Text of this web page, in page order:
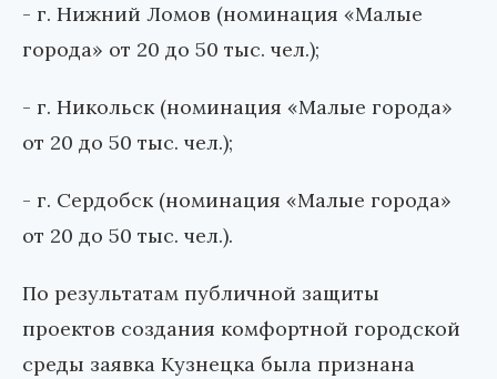
- г. Нижний Ломов (номинация «Малые
города» от 20 до 50 тыс. чел.);
- г. Никольск (номинация «Малые города»
от 20 до 50 тыс. чел.);
- г. Сердобск (номинация «Малые города»
от 20 до 50 тыс. чел.).
По результатам публичной защиты
проектов создания комфортной городской
среды заявка Кузнецка была признана